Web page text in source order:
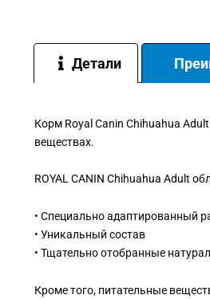
Детали
Корм Royal Canin Chihuahua
веществах.
ROYAL CANIN Chihuahua Adult
• Специально адаптированный
• Уникальный состав
• Тщательно отобранные
Кроме того, питательные